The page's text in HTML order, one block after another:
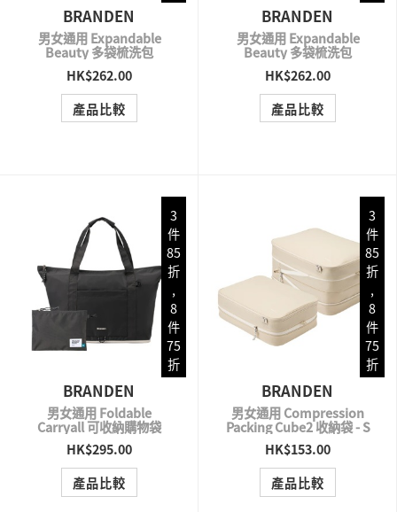
QUICK VIEW
BRANDEN
男女通用 Expandable
Beauty 多袋梳洗包
HK$262.00
產品比較
QUICK VIEW
BRANDEN
男女通用 Expandable
Beauty 多袋梳洗包
HK$262.00
產品比較
QUICK VIEW
BRANDEN
男女通用 Foldable
Carryall 可收納購物袋
HK$295.00
產品比較
3
件
85
折
,
8
件
75
折
QUICK VIEW
BRANDEN
男女通用 Compression
Packing Cube2 收納袋 - S
HK$153.00
產品比較
3
件
85
折
,
8
件
75
折